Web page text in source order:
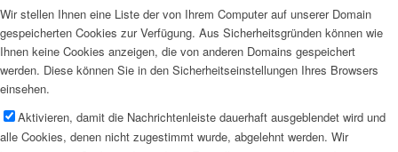
Wir stellen Ihnen eine Liste der von Ihrem Computer auf unserer Domain
gespeicherten Cookies zur Verfügung. Aus Sicherheitsgründen können wie
Ihnen keine Cookies anzeigen, die von anderen Domains gespeichert
werden. Diese können Sie in den Sicherheitseinstellungen Ihres Browsers
einsehen.
Aktivieren, damit die Nachrichtenleiste dauerhaft ausgeblendet wird und
alle Cookies, denen nicht zugestimmt wurde, abgelehnt werden. Wir